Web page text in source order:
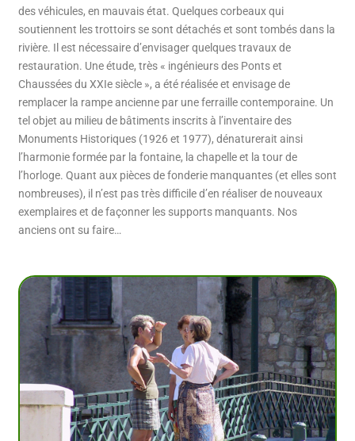
des véhicules, en mauvais état. Quelques corbeaux qui
soutiennent les trottoirs se sont détachés et sont tombés dans la
rivière. Il est nécessaire d’envisager quelques travaux de
restauration. Une étude, très « ingénieurs des Ponts et
Chaussées du XXIe siècle », a été réalisée et envisage de
remplacer la rampe ancienne par une ferraille contemporaine. Un
tel objet au milieu de bâtiments inscrits à l’inventaire des
Monuments Historiques (1926 et 1977), dénaturerait ainsi
l’harmonie formée par la fontaine, la chapelle et la tour de
l’horloge. Quant aux pièces de fonderie manquantes (et elles sont
nombreuses), il n’est pas très difficile d’en réaliser de nouveaux
exemplaires et de façonner les supports manquants. Nos
anciens ont su faire…